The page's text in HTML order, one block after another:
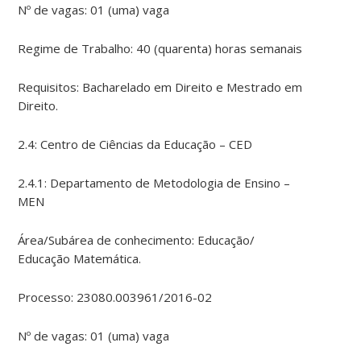
Nº de vagas: 01 (uma) vaga
Regime de Trabalho: 40 (quarenta) horas semanais
Requisitos: Bacharelado em Direito e Mestrado em
Direito.
2.4: Centro de Ciências da Educação – CED
2.4.1: Departamento de Metodologia de Ensino –
MEN
Área/Subárea de conhecimento: Educação/
Educação Matemática.
Processo: 23080.003961/2016-02
Nº de vagas: 01 (uma) vaga